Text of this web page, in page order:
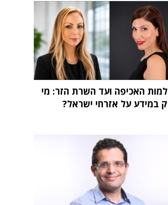
האכיפה ועד השרת הזר: מי
במידע על אזרחי ישראל?